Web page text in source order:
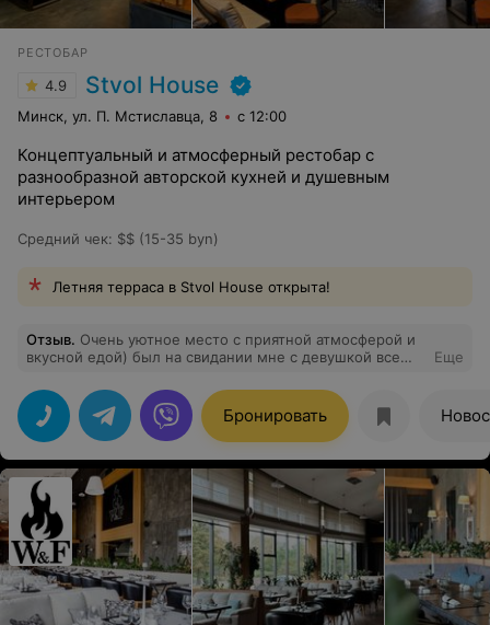
РЕСТОБАР
4.9 Stvol House
Минск, ул. П. Мстиславца, 8 с 12:00
Концептуальный и атмосферный рестобар с
разнообразной авторской кухней и душевным
интерьером
Средний чек: $$ (15-35 byn)
Летняя терраса в Stvol House открыта!
Отзыв. Очень уютное место с приятной атмосферой и
вкусной едой) был на свидании мне с девушкой все
Еще
Бронировать